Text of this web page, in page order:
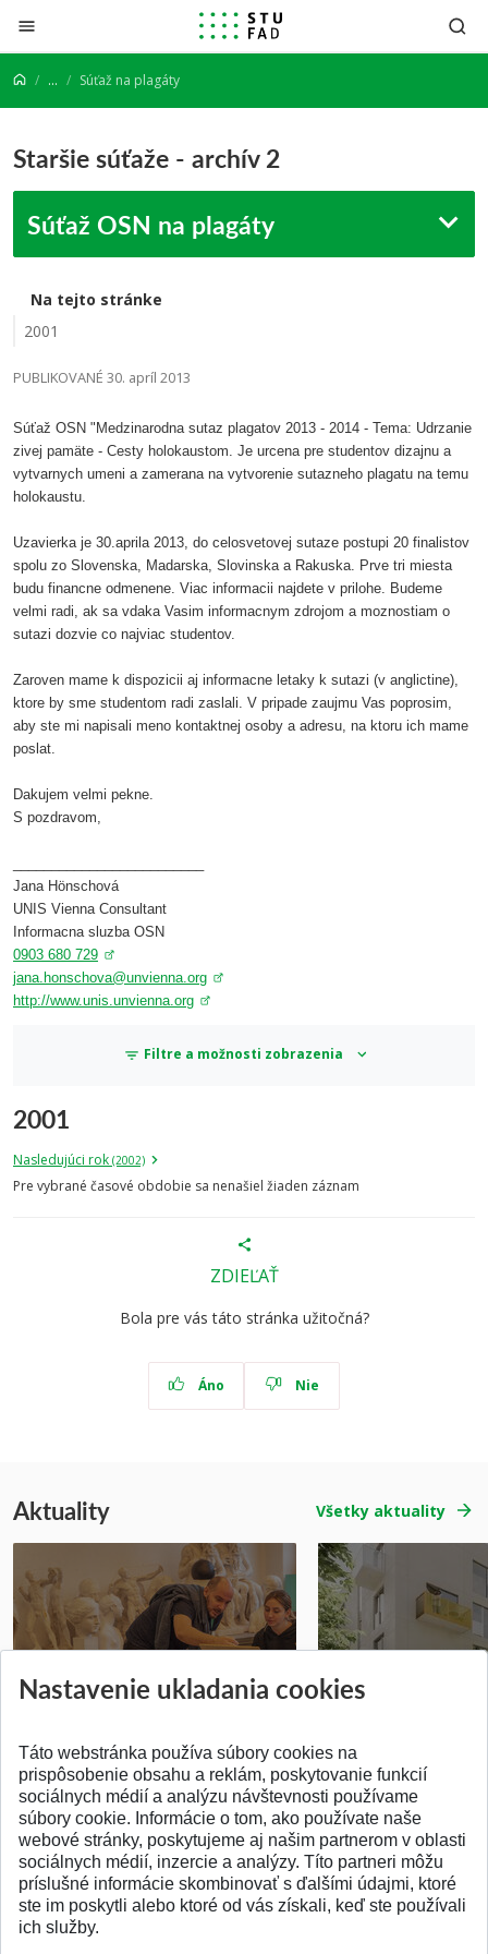
Prejsť na obsah
... Súťaž na plagáty
Staršie súťaže - archív 2
Súťaž OSN na plagáty
Na tejto stránke
2001
PUBLIKOVANÉ 30. apríl 2013
Súťaž OSN "Medzinarodna sutaz plagatov 2013 - 2014 - Tema: Udrzanie
zivej pamäte - Cesty holokaustom. Je urcena pre studentov dizajnu a
vytvarnych umeni a zamerana na vytvorenie sutazneho plagatu na temu
holokaustu.
Uzavierka je 30.aprila 2013, do celosvetovej sutaze postupi 20 finalistov
spolu zo Slovenska, Madarska, Slovinska a Rakuska. Prve tri miesta
budu financne odmenene. Viac informacii najdete v prilohe. Budeme
velmi radi, ak sa vdaka Vasim informacnym zdrojom a moznostiam o
sutazi dozvie co najviac studentov.
Zaroven mame k dispozicii aj informacne letaky k sutazi (v anglictine),
ktore by sme studentom radi zaslali. V pripade zaujmu Vas poprosim,
aby ste mi napisali meno kontaktnej osoby a adresu, na ktoru ich mame
poslat.
Dakujem velmi pekne.
S pozdravom,
Jana Hönschová
UNIS Vienna Consultant
Informacna sluzba OSN
0903 680 729
jana.honschova@unvienna.org
http://www.unis.unvienna.org
Filtre a možnosti zobrazenia
2001
Nasledujúci rok (2002)
Pre vybrané časové obdobie sa nenašiel žiaden záznam
ZDIEĽAŤ
Bola pre vás táto stránka užitočná?
Áno Nie
Aktuality Všetky aktuality
Pridané 14.07.2026 Pridané 03.07.2026
SPÄŤ NA VRCH
Nastavenie ukladania cookies
Táto webstránka používa súbory cookies na
prispôsobenie obsahu a reklám, poskytovanie funkcií
sociálnych médií a analýzu návštevnosti používame
súbory cookie. Informácie o tom, ako používate naše
webové stránky, poskytujeme aj našim partnerom v oblasti
sociálnych médií, inzercie a analýzy. Títo partneri môžu
príslušné informácie skombinovať s ďalšími údajmi, ktoré
ste im poskytli alebo ktoré od vás získali, keď ste používali
ich služby.